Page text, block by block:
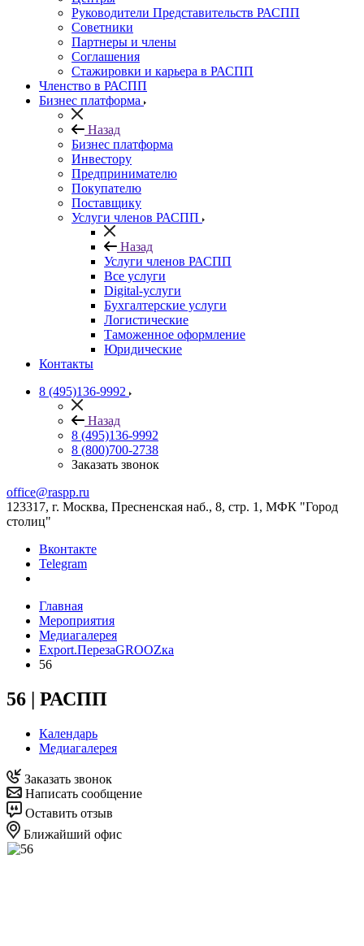
Руководители Представительств РАСПП
Советники
Партнеры и члены
Соглашения
Стажировки и карьера в РАСПП
Членство в РАСПП
Бизнес платформа
Назад
Бизнес платформа
Инвестору
Предпринимателю
Покупателю
Поставщику
Услуги членов РАСПП
Назад
Услуги членов РАСПП
Все услуги
Digital-услуги
Бухгалтерские услуги
Логистические
Таможенное оформление
Юридические
Контакты
8 (495)136-9992
Назад
8 (495)136-9992
8 (800)700-2738
Заказать звонок
office@raspp.ru
123317, г. Москва, Пресненская наб., 8, стр. 1, МФК "Город
столиц"
Вконтакте
Telegram
Главная
Мероприятия
Медиагалерея
Export.ПерезаGROOZка
56
56 | РАСПП
Календарь
Медиагалерея
Заказать звонок
Написать сообщение
Оставить отзыв
Ближайший офис